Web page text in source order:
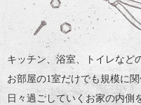
キッチン、浴室、トイレなど
お部屋の1室だけでも規模に
日々過ごしていくお家の内側